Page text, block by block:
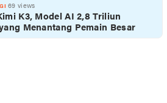
69 views
K3, Model AI 2,8 Triliun
Menantang Pemain Besar